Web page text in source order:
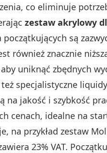
co eliminuje
zestaw akrylowy
są
również znacznie
uniknąć zbędnych
specjalistyczne
na jakość i szybkość
cenach, idealne na
przykład zestaw
23% VAT.